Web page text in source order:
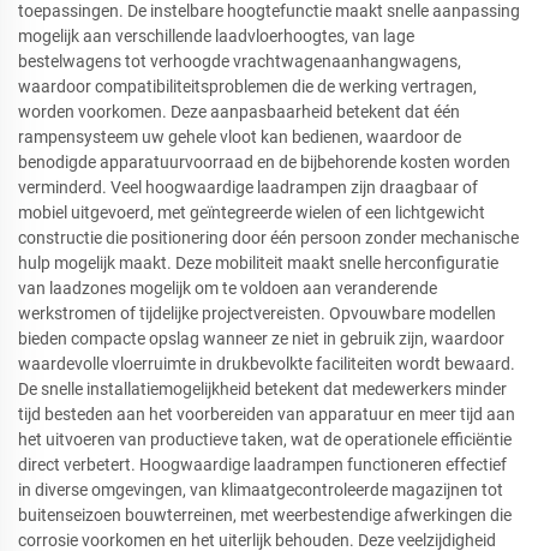
toepassingen. De instelbare hoogtefunctie maakt snelle aanpassing
mogelijk aan verschillende laadvloerhoogtes, van lage
bestelwagens tot verhoogde vrachtwagenaanhangwagens,
waardoor compatibiliteitsproblemen die de werking vertragen,
worden voorkomen. Deze aanpasbaarheid betekent dat één
rampensysteem uw gehele vloot kan bedienen, waardoor de
benodigde apparatuurvoorraad en de bijbehorende kosten worden
verminderd. Veel hoogwaardige laadrampen zijn draagbaar of
mobiel uitgevoerd, met geïntegreerde wielen of een lichtgewicht
constructie die positionering door één persoon zonder mechanische
hulp mogelijk maakt. Deze mobiliteit maakt snelle herconfiguratie
van laadzones mogelijk om te voldoen aan veranderende
werkstromen of tijdelijke projectvereisten. Opvouwbare modellen
bieden compacte opslag wanneer ze niet in gebruik zijn, waardoor
waardevolle vloerruimte in drukbevolkte faciliteiten wordt bewaard.
De snelle installatiemogelijkheid betekent dat medewerkers minder
tijd besteden aan het voorbereiden van apparatuur en meer tijd aan
het uitvoeren van productieve taken, wat de operationele efficiëntie
direct verbetert. Hoogwaardige laadrampen functioneren effectief
in diverse omgevingen, van klimaatgecontroleerde magazijnen tot
buitenseizoen bouwterreinen, met weerbestendige afwerkingen die
corrosie voorkomen en het uiterlijk behouden. Deze veelzijdigheid